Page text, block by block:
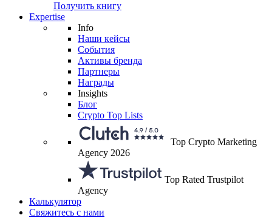
Получить книгу
Expertise
Info
Наши кейсы
События
Активы бренда
Партнеры
Награды
Insights
Блог
Crypto Top Lists
Top Crypto Marketing
Agency 2026
Top Rated Trustpilot
Agency
Калькулятор
Свяжитесь с нами